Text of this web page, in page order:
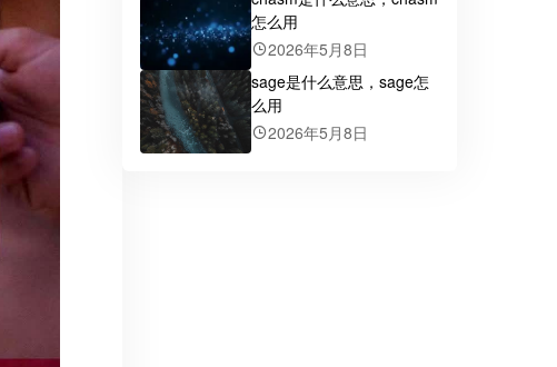
怎么用
2026年5月8日
sage是什么意思，sage怎
么用
2026年5月8日